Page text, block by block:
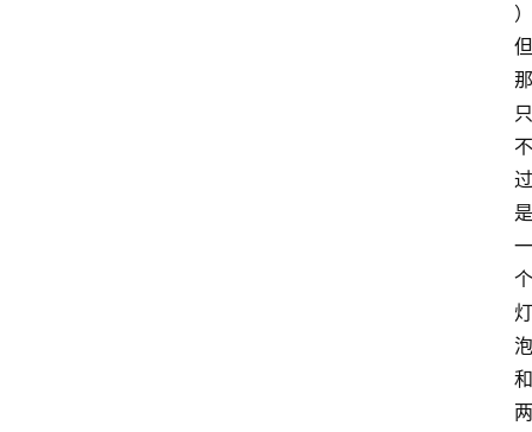
）
但
那
只
不
过
是
一
个
灯
泡
和
两